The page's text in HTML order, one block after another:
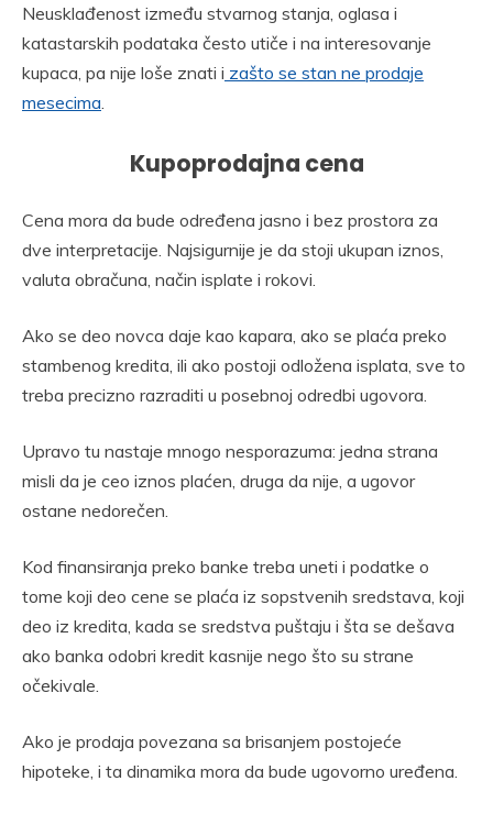
Neusklađenost između stvarnog stanja, oglasa i
katastarskih podataka često utiče i na interesovanje
kupaca, pa nije loše znati i zašto se stan ne prodaje
mesecima
Kupoprodajna cena
Cena mora da bude određena jasno i bez prostora za
dve interpretacije. Najsigurnije je da stoji ukupan iznos,
valuta obračuna, način isplate i rokovi.
Ako se deo novca daje kao kapara, ako se plaća preko
stambenog kredita, ili ako postoji odložena isplata, sve to
treba precizno razraditi u posebnoj odredbi ugovora.
Upravo tu nastaje mnogo nesporazuma: jedna strana
misli da je ceo iznos plaćen, druga da nije, a ugovor
ostane nedorečen.
Kod finansiranja preko banke treba uneti i podatke o
tome koji deo cene se plaća iz sopstvenih sredstava, koji
deo iz kredita, kada se sredstva puštaju i šta se dešava
ako banka odobri kredit kasnije nego što su strane
očekivale.
Ako je prodaja povezana sa brisanjem postojeće
hipoteke, i ta dinamika mora da bude ugovorno uređena.